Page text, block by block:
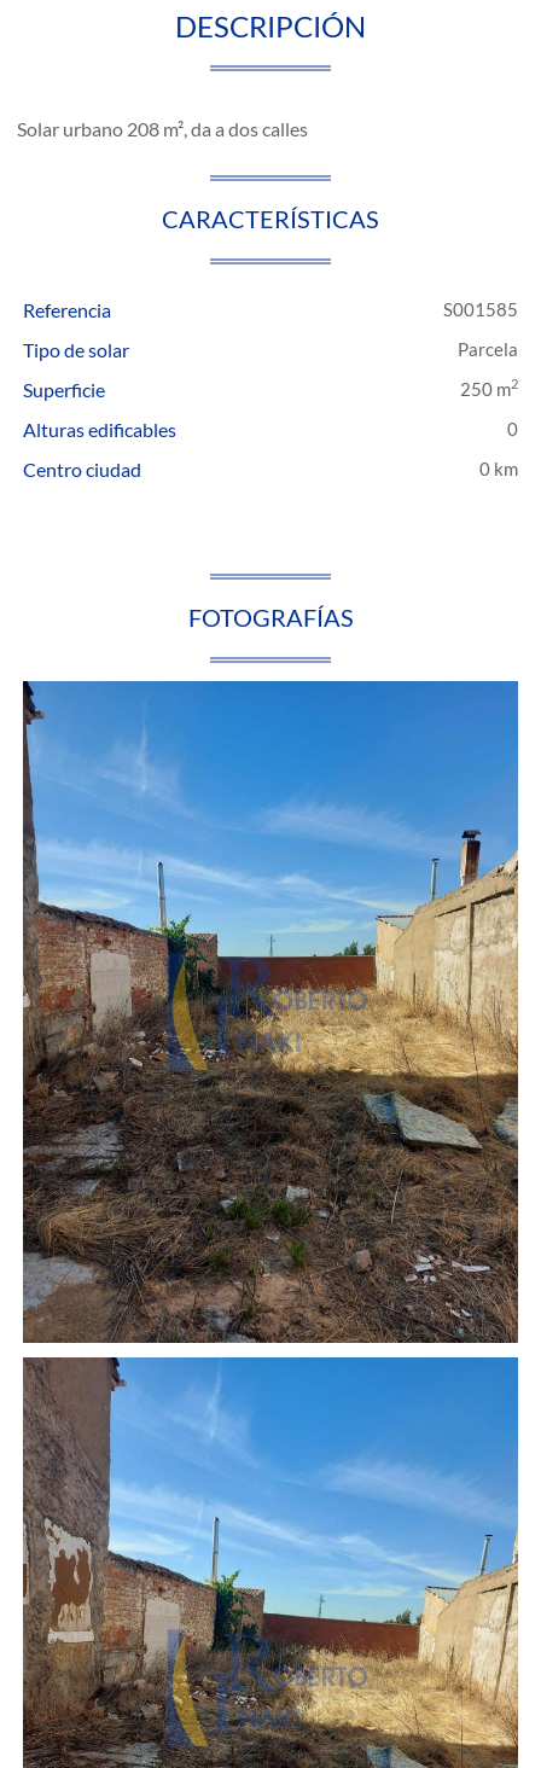
DESCRIPCIÓN
Solar urbano 208 m², da a dos calles
CARACTERÍSTICAS
Referencia S001585
Tipo de solar Parcela
Superficie 250 m2
Alturas edificables 0
Centro ciudad 0 km
FOTOGRAFÍAS